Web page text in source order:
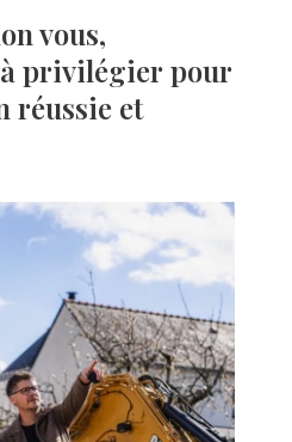
vous,
privilégier pour
réussie et